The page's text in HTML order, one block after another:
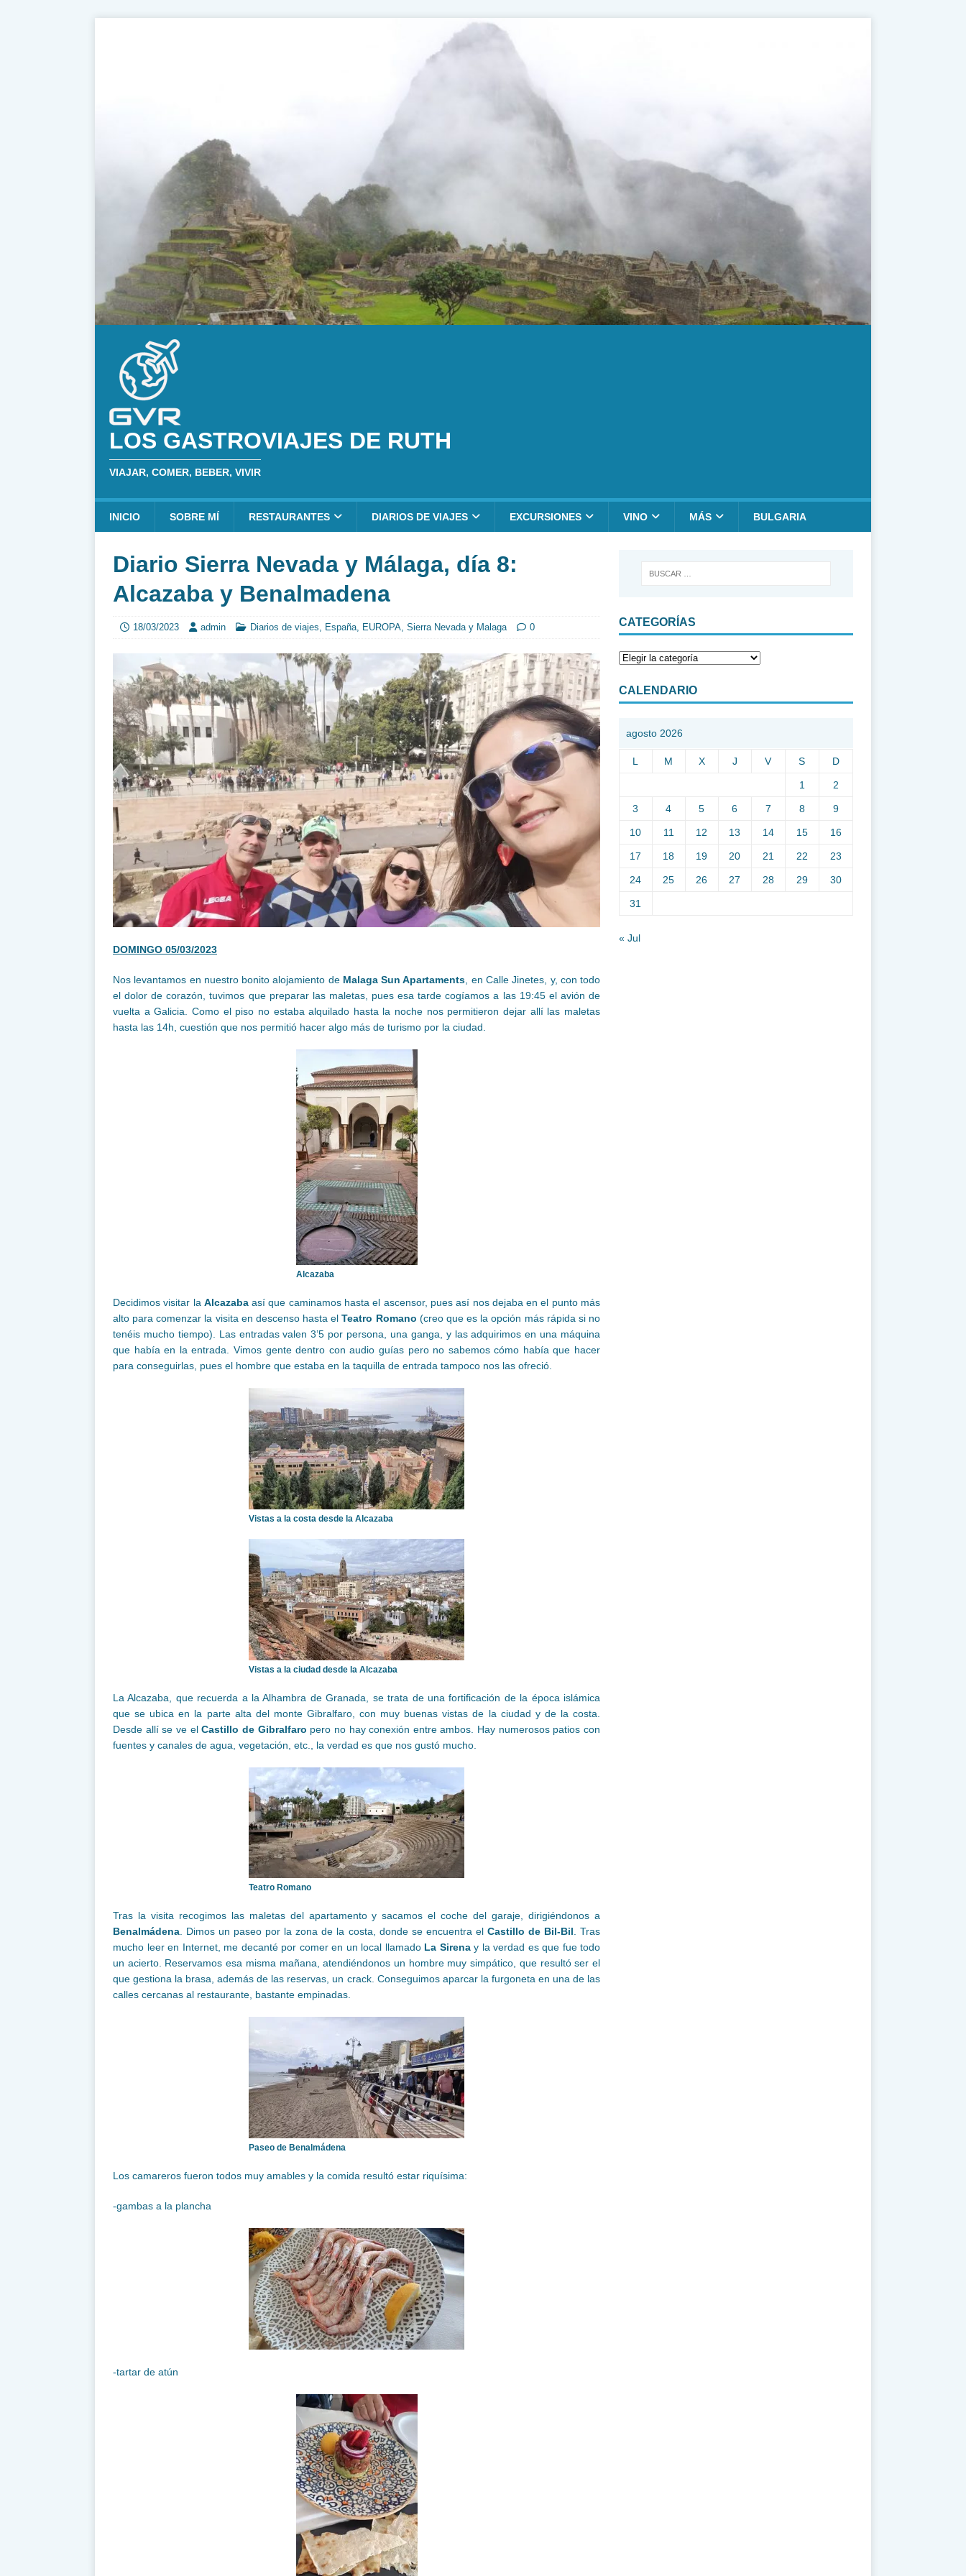
LOS GASTROVIAJES DE RUTH
VIAJAR, COMER, BEBER, VIVIR
INICIO SOBRE MÍ RESTAURANTES DIARIOS DE VIAJES EXCURSIONES VINO MÁS BULGARIA
Diario Sierra Nevada y Málaga, día 8:
Alcazaba y Benalmadena
18/03/2023 admin Diarios de viajes España EUROPA Sierra Nevada y Malaga 0
DOMINGO 05/03/2023
Nos levantamos en nuestro bonito alojamiento de Malaga Sun Apartaments , en Calle Jinetes, y, con todo
el dolor de corazón, tuvimos que preparar las maletas, pues esa tarde cogíamos a las 19:45 el avión de
vuelta a Galicia. Como el piso no estaba alquilado hasta la noche nos permitieron dejar allí las maletas
hasta las 14h, cuestión que nos permitió hacer algo más de turismo por la ciudad.
Alcazaba
Decidimos visitar la Alcazabaasí que caminamos hasta el ascensor, pues así nos dejaba en el punto más
alto para comenzar la visita en descenso hasta elTeatro Romano (creo que es la opción más rápida si no
tenéis mucho tiempo). Las entradas valen 3’5 por persona, una ganga, y las adquirimos en una máquina
que había en la entrada. Vimos gente dentro con audio guías pero no sabemos cómo había que hacer
para conseguirlas, pues el hombre que estaba en la taquilla de entrada tampoco nos las ofreció.
Vistas a la costa desde la Alcazaba
Vistas a la ciudad desde la Alcazaba
La Alcazaba, que recuerda a la Alhambra de Granada, se trata de una fortificación de la época islámica
que se ubica en la parte alta del monte Gibralfaro, con muy buenas vistas de la ciudad y de la costa.
Desde allí se ve elCastillo de Gibralfaro pero no hay conexión entre ambos. Hay numerosos patios con
fuentes y canales de agua, vegetación, etc., la verdad es que nos gustó mucho.
Teatro Romano
Tras la visita recogimos las maletas del apartamento y sacamos el coche del garaje, dirigiéndonos a
Benalmádena . Dimos un paseo por la zona de la costa, donde se encuentra el Castillo de Bil-Bil . Tras
mucho leer en Internet, me decanté por comer en un local llamado La Sirenay la verdad es que fue todo
un acierto. Reservamos esa misma mañana, atendiéndonos un hombre muy simpático, que resultó ser el
que gestiona la brasa, además de las reservas, un crack. Conseguimos aparcar la furgoneta en una de las
calles cercanas al restaurante, bastante empinadas.
Paseo de Benalmádena
Los camareros fueron todos muy amables y la comida resultó estar riquísima:
-gambas a la plancha
-tartar de atún
CATEGORÍAS
CALENDARIO
agosto 2026
L M X J V S D
1 2
3 4 5 6 7 8 9
10 11 12 13 14 15 16
17 18 19 20 21 22 23
24 25 26 27 28 29 30
31
« Jul